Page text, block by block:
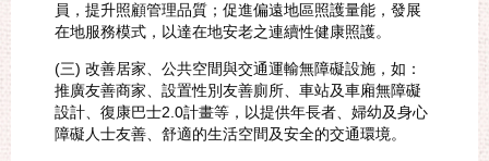
員，提升照顧管理品質；促進偏遠地區照護量能，發展
在地服務模式，以達在地安老之連續性健康照護。
(三) 改善居家、公共空間與交通運輸無障礙設施，如：
推廣友善商家、設置性別友善廁所、車站及車廂無障礙
設計、復康巴士2.0計畫等，以提供年長者、婦幼及身心
障礙人士友善、舒適的生活空間及安全的交通環境。